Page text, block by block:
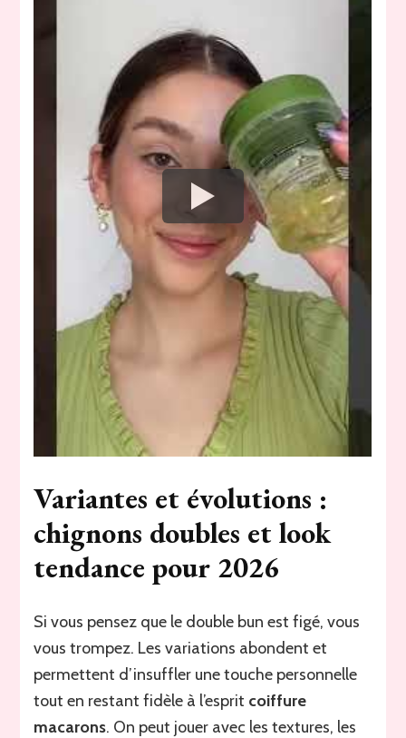
Variantes et évolutions :
chignons doubles et look
tendance pour 2026
Si vous pensez que le double bun est figé, vous
vous trompez. Les variations abondent et
permettent d’insuffler une touche personnelle
tout en restant fidèle à l’esprit coiffure
macarons. On peut jouer avec les textures, les